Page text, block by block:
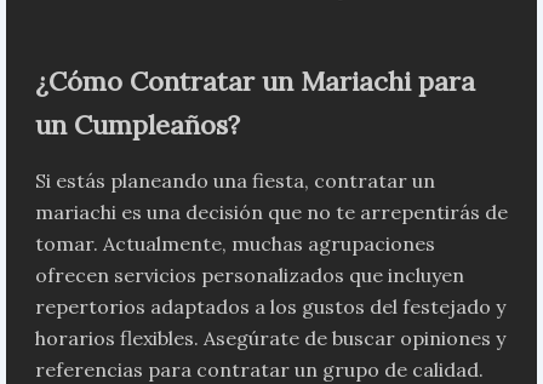
¿Cómo Contratar un Mariachi para
un Cumpleaños?
Si estás planeando una fiesta, contratar un
mariachi es una decisión que no te arrepentirás de
tomar. Actualmente, muchas agrupaciones
ofrecen servicios personalizados que incluyen
repertorios adaptados a los gustos del festejado y
horarios flexibles. Asegúrate de buscar opiniones y
referencias para contratar un grupo de calidad.